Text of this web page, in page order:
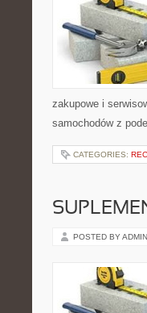
zakupowe i
samochodów z
CATEGORIES:
POSTED BY ADMIN